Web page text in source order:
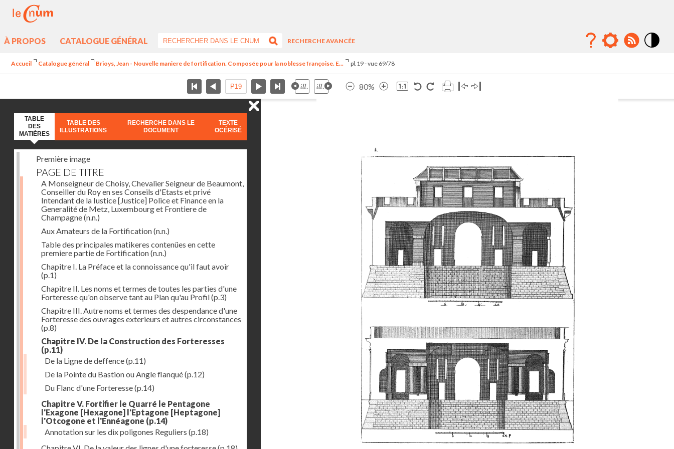
À PROPOS CATALOGUE GÉNÉRAL
RECHERCHE AVANCÉE
Accueil Catalogue général Brioys, Jean - Nouvelle maniere de fortification. Composée pour la noblesse françoise. E... pl.19 - vue 69/78
80%
TABLE
DES
MATIÈRES
TABLE DES
ILLUSTRATIONS
RECHERCHE DANS LE
DOCUMENT
TEXTE
OCÉRISÉ
Première image
PAGE DE TITRE
A Monseigneur de Choisy, Chevalier Seigneur de Beaumont,
Conseiller du Roy en ses Conseils d'Etasts et privé
Intendant de la Iustice [Justice] Police et Finance en la
Generalité de Metz, Luxembourg et Frontiere de
Champagne(n.n.)
Aux Amateurs de la Fortification(n.n.)
Table des principales matikeres contenües en cette
premiere partie de Fortification(n.n.)
Chapitre I. La Préface et la connoissance qu'il faut avoir
(p.1)
Chapitre II. Les noms et termes de toutes les parties d'une
Forteresse qu'on observe tant au Plan qu'au Profil(p.3)
Chapitre III. Autre noms et termes des despendance d'une
Forteresse des ouvrages exterieurs et autres circonstances
(p.8)
Chapitre IV. De la Construction des Forteresses
(p.11)
De la Ligne de deffence(p.11)
De la Pointe du Bastion ou Angle flanqué(p.12)
Du Flanc d'une Forteresse(p.14)
Chapitre V. Fortifier le Quarré le Pentagone
l'Exagone [Hexagone] l'Eptagone [Heptagone]
l'Otcogone et l'Ennéagone (p.14)
Annotation sur les dix poligones Reguliers (p.18)